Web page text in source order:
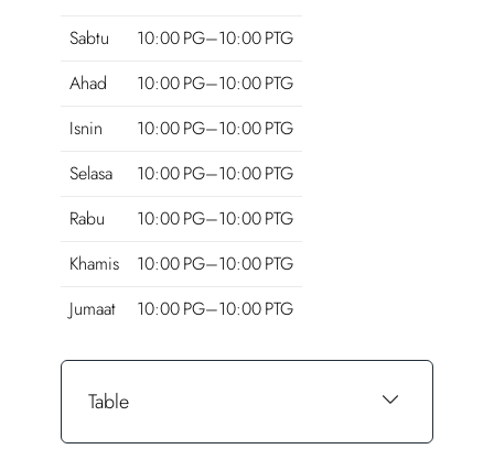
Sabtu
10:00 PG–10:00 PTG
Ahad
10:00 PG–10:00 PTG
Isnin
10:00 PG–10:00 PTG
Selasa
10:00 PG–10:00 PTG
Rabu
10:00 PG–10:00 PTG
Khamis
10:00 PG–10:00 PTG
Jumaat
10:00 PG–10:00 PTG
Table